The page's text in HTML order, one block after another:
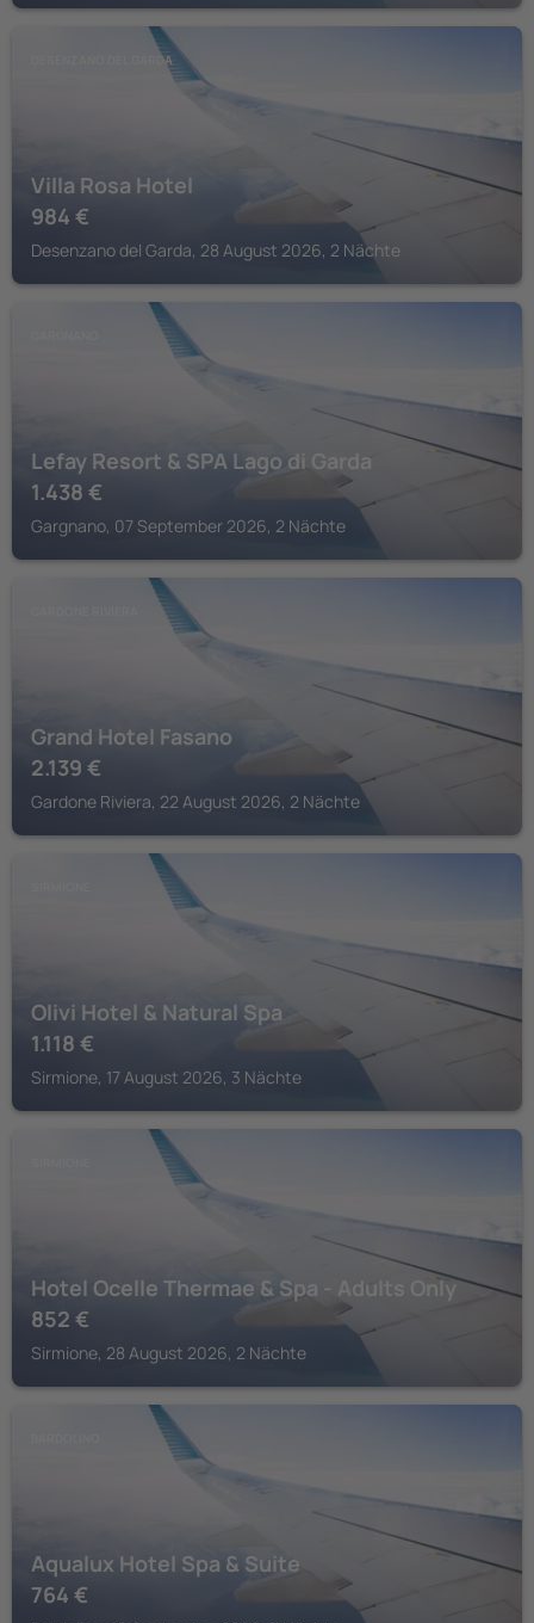
DESENZANO DEL GARDA
Villa Rosa Hotel
984 €
Desenzano del Garda, 28 August 2026, 2 Nächte
Lefay Resort & SPA Lago di Garda
1.438 €
Gargnano, 07 September 2026, 2 Nächte
Grand Hotel Fasano
2.139 €
Gardone Riviera, 22 August 2026, 2 Nächte
Olivi Hotel & Natural Spa
1.118 €
Sirmione, 17 August 2026, 3 Nächte
Hotel Ocelle Thermae & Spa - Adults Only
852 €
Sirmione, 28 August 2026, 2 Nächte
Aqualux Hotel Spa & Suite
764 €